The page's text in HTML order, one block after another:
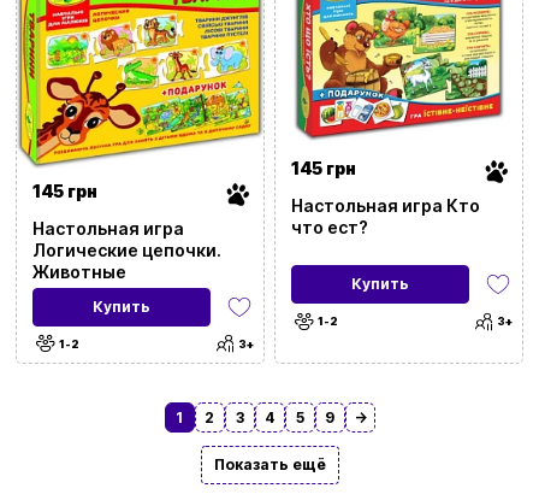
145 грн
Настольная игра
Логические цепочки.
Животные
Купить
1-2 3+
145 грн
Настольная игра Кто
что ест?
Купить
1-2 3+
1 2 3 4 5 9 →
Показать ещё